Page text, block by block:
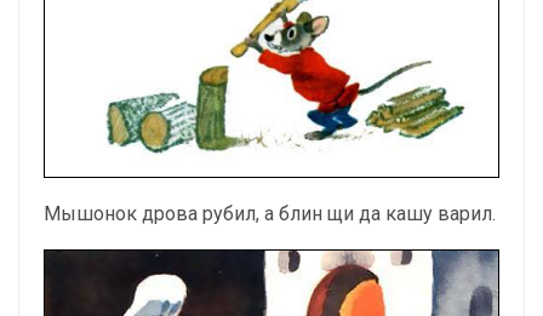
Мышонок дрова рубил, а блин щи да кашу варил.